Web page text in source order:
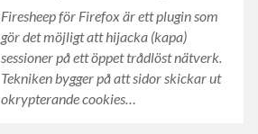
Firesheep för Firefox är ett plugin som
gör det möjligt att hijacka (kapa)
sessioner på ett öppet trådlöst nätverk.
Tekniken bygger på att sidor skickar ut
okrypterande cookies…